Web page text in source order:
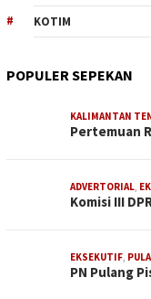
KOTIM
POPULER SEPEKAN
KALIMANTAN
Pertemuan
ADVERTORIAL,
Komisi III
EKSEKUTIF,
PN Pulang